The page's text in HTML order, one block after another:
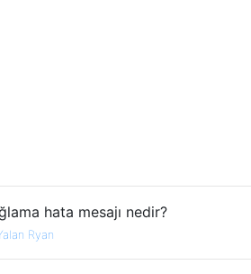
hata mesajı nedir?
Ryan